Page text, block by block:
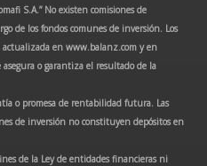
S.A.” No existen comisiones de
de los fondos comunes de inversión. Los
en www.balanz.com y en
o garantiza el resultado de la
o promesa de rentabilidad futura. Las
de inversión no constituyen depósitos en
de la Ley de entidades financieras ni